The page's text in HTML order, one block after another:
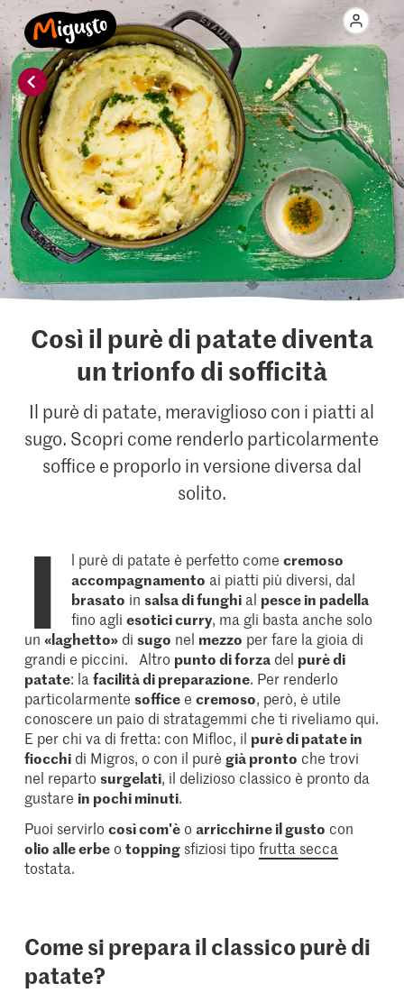
Così il purè di patate diventa
un trionfo di sofficità
Il purè di patate, meraviglioso con i piatti al
sugo. Scopri come renderlo particolarmente
soffice e proporlo in versione diversa dal
solito.
I l purè di patate è perfetto comecremoso
accompagnamento ai piatti più diversi, dal
brasato insalsa di funghi al pesce in padella
fino agliesotici curry, ma gli basta anche solo
un«laghetto» disugo nel mezzo per fare la gioia di
grandi e piccini. Altro punto di forza del purè di
patate: lafacilità di preparazione. Per renderlo
particolarmentesofficeecremoso, però, è utile
conoscere un paio di stratagemmi che ti riveliamo qui.
E per chi va di fretta: con Mifloc, il purè di patate in
fiocchi di Migros, o con il purègià pronto che trovi
nel repartosurgelati, il delizioso classico è pronto da
gustare in pochi minuti.
Puoi servirlocosì com'èoarricchirne il gusto con
olio alle erbeotopping sfiziosi tipofrutta secca
tostata.
Come si prepara il classico purè di
patate?